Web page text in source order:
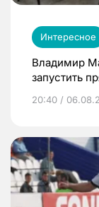
Интересное
Владимир
запустить
20:40 /